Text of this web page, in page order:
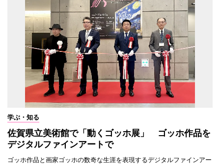
学ぶ・知る
佐賀県立美術館で「動くゴッホ展」 ゴッホ作品を
デジタルファインアートで
ゴッホ作品と画家ゴッホの数奇な生涯を表現するデジタルファインアー